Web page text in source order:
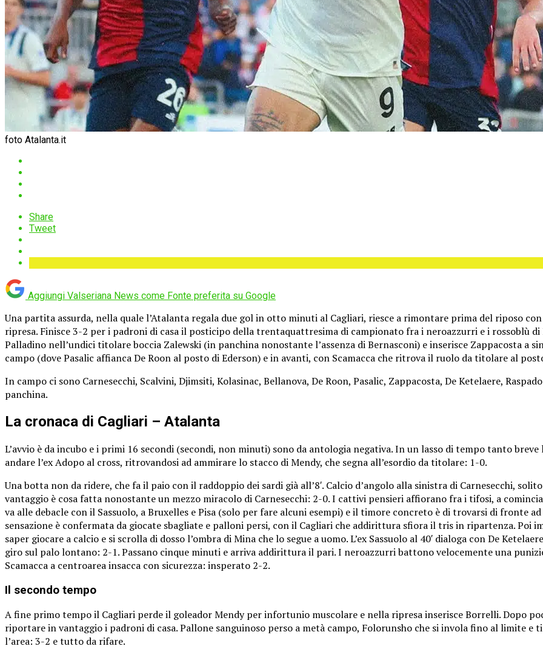
foto Atalanta.it
Share
Tweet
Aggiungi Valseriana News come Fonte preferita su Google
Una partita assurda, nella quale l’Atalanta regala due gol in otto minuti al Cagliari, riesce a rimontare prima del riposo
ripresa. Finisce 3-2 per i padroni di casa il posticipo della trentaquattresima di campionato fra i neroazzurri e i rossoblù di
Palladino nell’undici titolare boccia Zalewski (in panchina nonostante l’assenza di Bernasconi) e inserisce Zappacosta a
campo (dove Pasalic affianca De Roon al posto di Ederson) e in avanti, con Scamacca che ritrova il ruolo da titolare al
In campo ci sono Carnesecchi, Scalvini, Djimsiti, Kolasinac, Bellanova, De Roon, Pasalic, Zappacosta, De Ketelaere,
panchina.
La cronaca di Cagliari – Atalanta
L’avvio è da incubo e i primi 16 secondi (secondi, non minuti) sono da antologia negativa. In un lasso di tempo tanto
andare l’ex Adopo al cross, ritrovandosi ad ammirare lo stacco di Mendy, che segna all’esordio da titolare: 1-0.
Una botta non da ridere, che fa il paio con il raddoppio dei sardi già all’8′. Calcio d’angolo alla sinistra di Carnesecchi,
vantaggio è cosa fatta nonostante un mezzo miracolo di Carnesecchi: 2-0. I cattivi pensieri affiorano fra i tifosi, a
va alle debacle con il Sassuolo, a Bruxelles e Pisa (solo per fare alcuni esempi) e il timore concreto è di trovarsi di fronte
sensazione è confermata da giocate sbagliate e palloni persi, con il Cagliari che addirittura sfiora il tris in ripartenza. Poi
saper giocare a calcio e si scrolla di dosso l’ombra di Mina che lo segue a uomo. L’ex Sassuolo al 40′ dialoga con De
giro sul palo lontano: 2-1. Passano cinque minuti e arriva addirittura il pari. I neroazzurri battono velocemente una
Scamacca a centroarea insacca con sicurezza: insperato 2-2.
Il secondo tempo
A fine primo tempo il Cagliari perde il goleador Mendy per infortunio muscolare e nella ripresa inserisce Borrelli. Dopo
riportare in vantaggio i padroni di casa. Pallone sanguinoso perso a metà campo, Folorunsho che si invola fino al limite
l’area: 3-2 e tutto da rifare.